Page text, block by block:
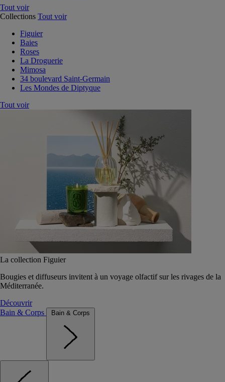
Tout voir
Collections Tout voir
Figuier
Baies
Roses
La Droguerie
Mimosa
34 boulevard Saint-Germain
Les Mondes de Diptyque
Tout voir
La collection Figuier
Bougies et diffuseurs invitent à un voyage olfactif sur les rivages de la
Méditerranée.
Découvrir
Bain & Corps
Bain & Corps